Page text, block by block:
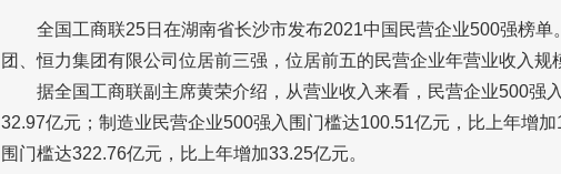
全国工商联25日在湖南省长沙市发布2021中国民营企业500强榜
团、恒力集团有限公司位居前三强，位居前五的民营企业年营业收入规
据全国工商联副主席黄荣介绍，从营业收入来看，民营企业500强
32.97亿元；制造业民营企业500强入围门槛达100.51亿元，比上年增
围门槛达322.76亿元，比上年增加33.25亿元。